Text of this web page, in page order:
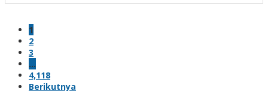
1
2
3
…
4,118
Berikutnya